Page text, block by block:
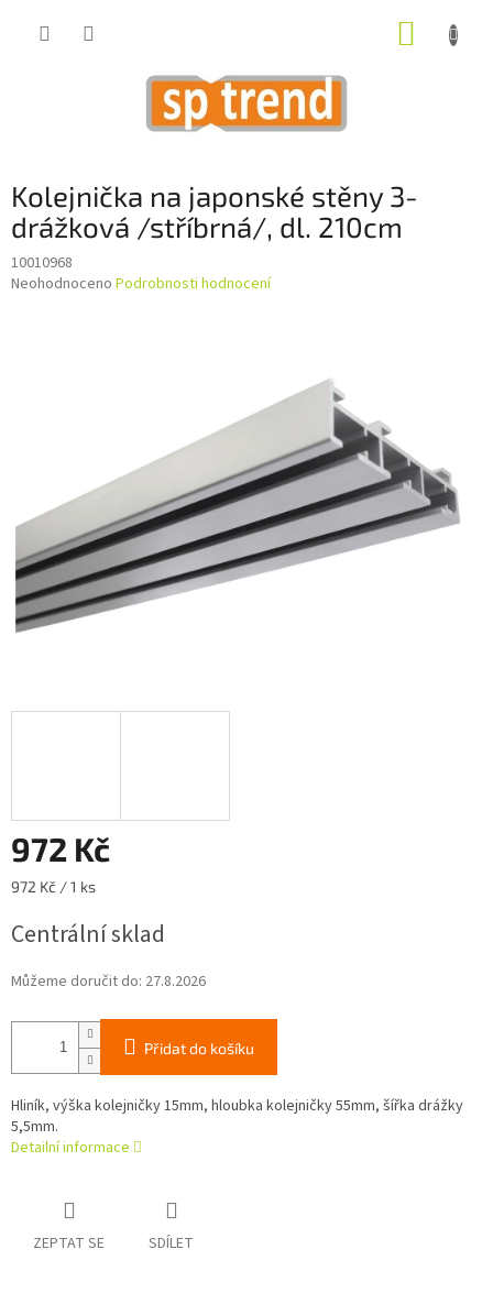
Kolejnička na japonské stěny 3-
drážková /stříbrná/, dl. 210cm
10010968
Průměrné
Neohodnoceno Podrobnosti hodnocení
972 Kč
Měrná
972 Kč / 1 ks
Centrální sklad
Můžeme doručit do: 27.8.2026
Přidat do košíku
Hliník, výška kolejničky 15mm, hloubka kolejničky 55mm, šířka drážky
5,5mm.
Detailní informace
ZEPTAT SE SDÍLET